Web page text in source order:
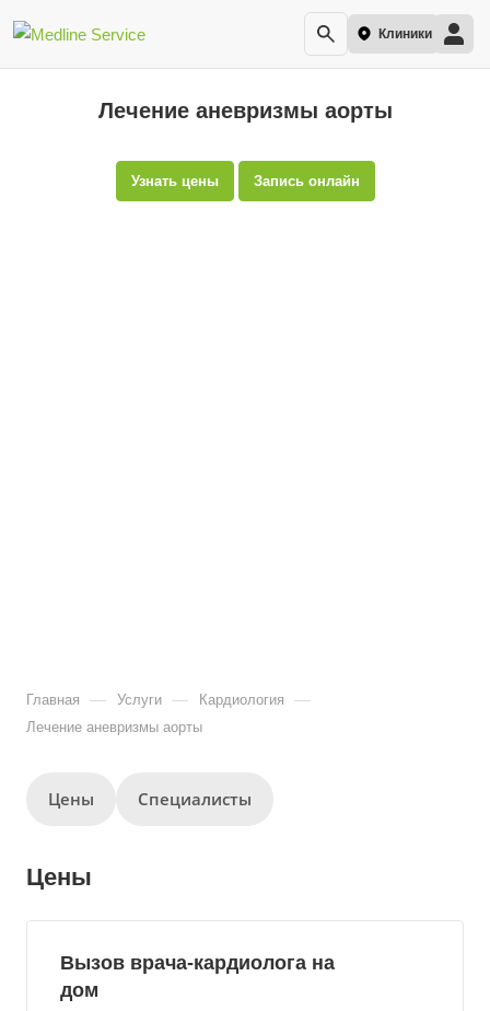
Клиники
Лечение аневризмы аорты
Узнать цены Запись онлайн
Главная — Услуги — Кардиология —
Лечение аневризмы аорты
Цены Специалисты
Цены
Вызов врача-кардиолога на
дом